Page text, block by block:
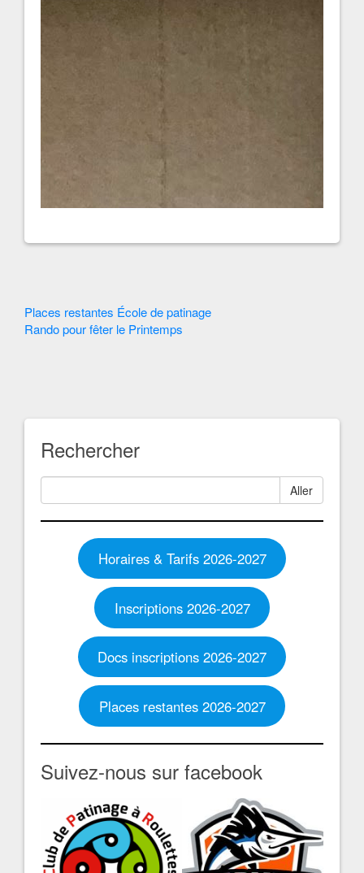
Autres
Articles
Places restantes École de patinage
Rando pour fêter le Printemps
Rechercher
Aller
Horaires & Tarifs 2026-2027
Inscriptions 2026-2027
Docs inscriptions 2026-2027
Places restantes 2026-2027
Suivez-nous sur facebook